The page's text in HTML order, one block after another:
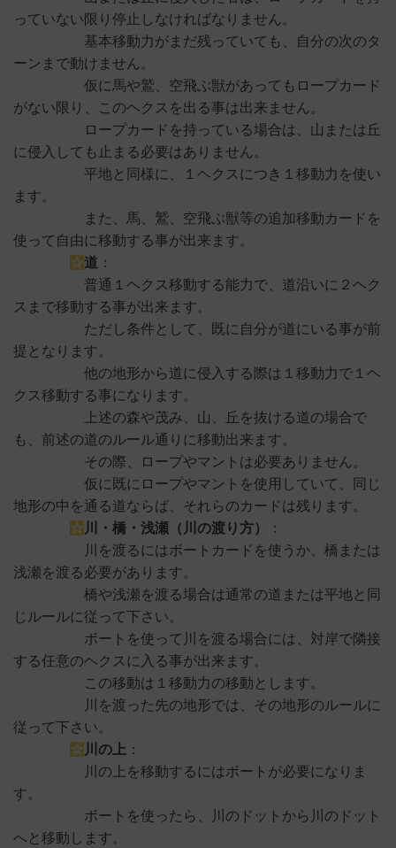
っていない限り停止しなければなりません。
基本移動力がまだ残っていても、自分の次のタ
ーンまで動けません。
仮に馬や鷲、空飛ぶ獣があってもロープカード
がない限り、このヘクスを出る事は出来ません。
ロープカードを持っている場合は、山または丘
に侵入しても止まる必要はありません。
平地と同様に、１ヘクスにつき１移動力を使い
ます。
また、馬、鷲、空飛ぶ獣等の追加移動カードを
使って自由に移動する事が出来ます。
☆道 ：
普通１ヘクス移動する能力で、道沿いに２ヘク
スまで移動する事が出来ます。
ただし条件として、既に自分が道にいる事が前
提となります。
他の地形から道に侵入する際は１移動力で１ヘ
クス移動する事になります。
上述の森や茂み、山、丘を抜ける道の場合で
も、前述の道のルール通りに移動出来ます。
その際、ロープやマントは必要ありません。
仮に既にロープやマントを使用していて、同じ
地形の中を通る道ならば、それらのカードは残ります。
☆川・橋・浅瀬（川の渡り方）
：
川を渡るにはボートカードを使うか、橋または
浅瀬を渡る必要があります。
橋や浅瀬を渡る場合は通常の道または平地と同
じルールに従って下さい。
ボートを使って川を渡る場合には、対岸で隣接
する任意のヘクスに入る事が出来ます。
この移動は１移動力の移動とします。
川を渡った先の地形では、その地形のルールに
従って下さい。
☆川の上 ：
川の上を移動するにはボートが必要になりま
す。
ボートを使ったら、川のドットから川のドット
へと移動します。